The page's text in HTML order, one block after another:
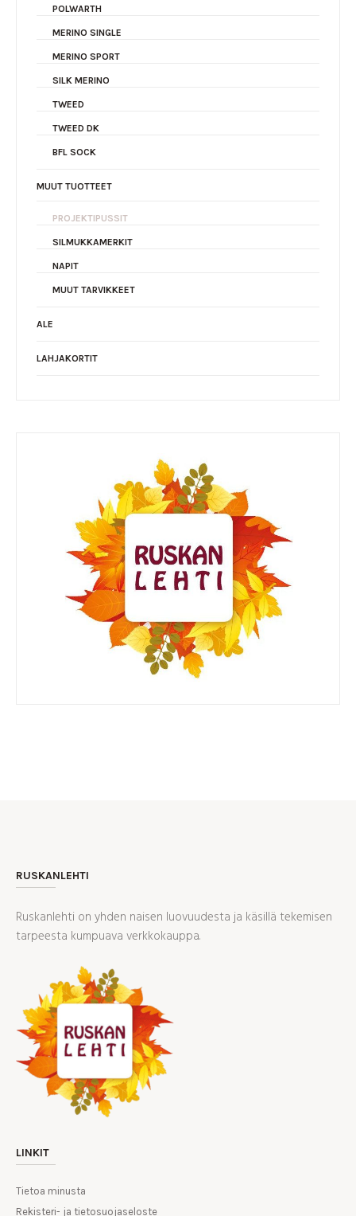
POLWARTH
MERINO SINGLE
MERINO SPORT
SILK MERINO
TWEED
TWEED DK
BFL SOCK
MUUT TUOTTEET
PROJEKTIPUSSIT
SILMUKKAMERKIT
NAPIT
MUUT TARVIKKEET
ALE
LAHJAKORTIT
RUSKANLEHTI
Ruskanlehti on yhden naisen luovuudesta ja käsillä tekemisen
tarpeesta kumpuava verkkokauppa.
LINKIT
Tietoa minusta
Rekisteri- ja tietosuojaseloste